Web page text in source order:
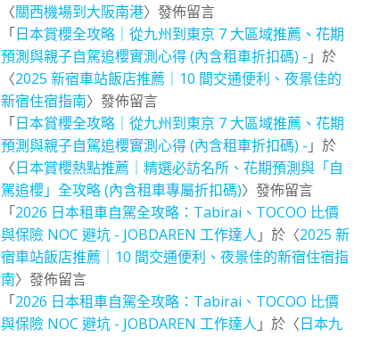
〈關西機場到大阪南港〉發佈留言
「日本賞櫻全攻略｜從九州到東京 7 大區域推薦、花期
預測與親子自駕追櫻實測心得 (內含租車折扣碼) - 」於
〈2025 新宿車站飯店推薦｜10 間交通便利、夜景佳的
新宿住宿指南〉發佈留言
「日本賞櫻全攻略｜從九州到東京 7 大區域推薦、花期
預測與親子自駕追櫻實測心得 (內含租車折扣碼) - 」於
〈日本賞櫻熱點推薦｜精選必訪名所、花期預測與「自
駕追櫻」全攻略 (內含租車專屬折扣碼)〉發佈留言
「2026 日本租車自駕全攻略：Tabirai、TOCOO 比價
與保險 NOC 避坑 - JOBDAREN 工作達人 」於〈2025 新
宿車站飯店推薦｜10 間交通便利、夜景佳的新宿住宿指
南〉發佈留言
「2026 日本租車自駕全攻略：Tabirai、TOCOO 比價
與保險 NOC 避坑 - JOBDAREN 工作達人 」於〈日本九